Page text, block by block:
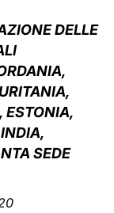
LATINE
DELLE
ESTONIA,
SEDE